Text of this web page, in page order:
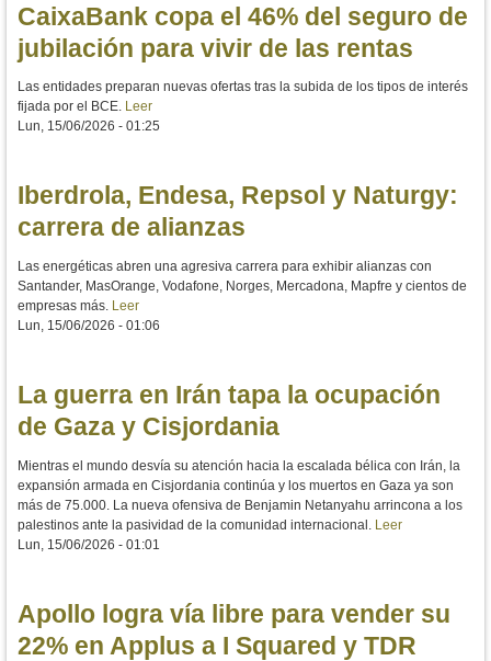
CaixaBank copa el 46% del seguro de
jubilación para vivir de las rentas
Las entidades preparan nuevas ofertas tras la subida de los tipos de interés
fijada por el BCE. Leer
Lun, 15/06/2026 - 01:25
Iberdrola, Endesa, Repsol y Naturgy:
carrera de alianzas
Las energéticas abren una agresiva carrera para exhibir alianzas con
Santander, MasOrange, Vodafone, Norges, Mercadona, Mapfre y cientos de
empresas más. Leer
Lun, 15/06/2026 - 01:06
La guerra en Irán tapa la ocupación
de Gaza y Cisjordania
Mientras el mundo desvía su atención hacia la escalada bélica con Irán, la
expansión armada en Cisjordania continúa y los muertos en Gaza ya son
más de 75.000. La nueva ofensiva de Benjamin Netanyahu arrincona a los
palestinos ante la pasividad de la comunidad internacional. Leer
Lun, 15/06/2026 - 01:01
Apollo logra vía libre para vender su
22% en Applus a I Squared y TDR